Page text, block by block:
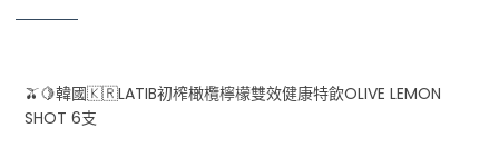
🫒🍋韓國🇰🇷LATIB初榨橄欖檸檬雙效健康特飲OLIVE LEMON
SHOT 6支